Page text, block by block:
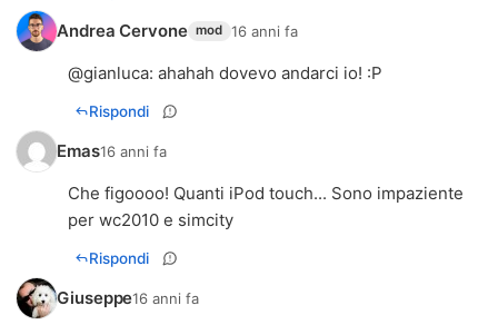
Andrea Cervone mod 16 anni fa
@gianluca: ahahah dovevo andarci io! :P
Rispondi
Emas16 anni fa
Che figoooo! Quanti iPod touch... Sono impaziente
per wc2010 e simcity
Rispondi
Giuseppe16 anni fa